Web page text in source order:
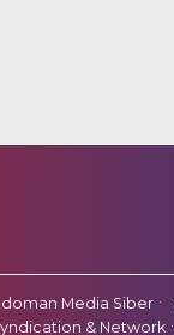
Media Siber
& Network